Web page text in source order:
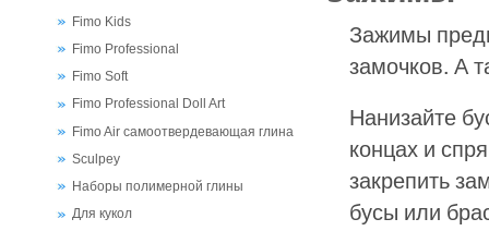
Fimo Kids
Fimo Professional
Fimo Soft
Fimo Professional Doll Art
Fimo Air самоотвердевающая глина
Sculpey
Наборы полимерной глины
Для кукол
Зажимы
замочков. А
Нанизайте
концах и
закрепить
бусы или